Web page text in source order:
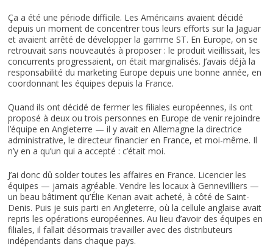
Ça a été une période difficile. Les Américains avaient décidé
depuis un moment de concentrer tous leurs efforts sur la Jaguar
et avaient arrêté de développer la gamme ST. En Europe, on se
retrouvait sans nouveautés à proposer : le produit vieillissait, les
concurrents progressaient, on était marginalisés. J’avais déjà la
responsabilité du marketing Europe depuis une bonne année, en
coordonnant les équipes depuis la France.
Quand ils ont décidé de fermer les filiales européennes, ils ont
proposé à deux ou trois personnes en Europe de venir rejoindre
l’équipe en Angleterre — il y avait en Allemagne la directrice
administrative, le directeur financier en France, et moi-même. Il
n’y en a qu’un qui a accepté : c’était moi.
J’ai donc dû solder toutes les affaires en France. Licencier les
équipes — jamais agréable. Vendre les locaux à Gennevilliers —
un beau bâtiment qu’Élie Kenan avait acheté, à côté de Saint-
Denis. Puis je suis parti en Angleterre, où la cellule anglaise avait
repris les opérations européennes. Au lieu d’avoir des équipes en
filiales, il fallait désormais travailler avec des distributeurs
indépendants dans chaque pays.